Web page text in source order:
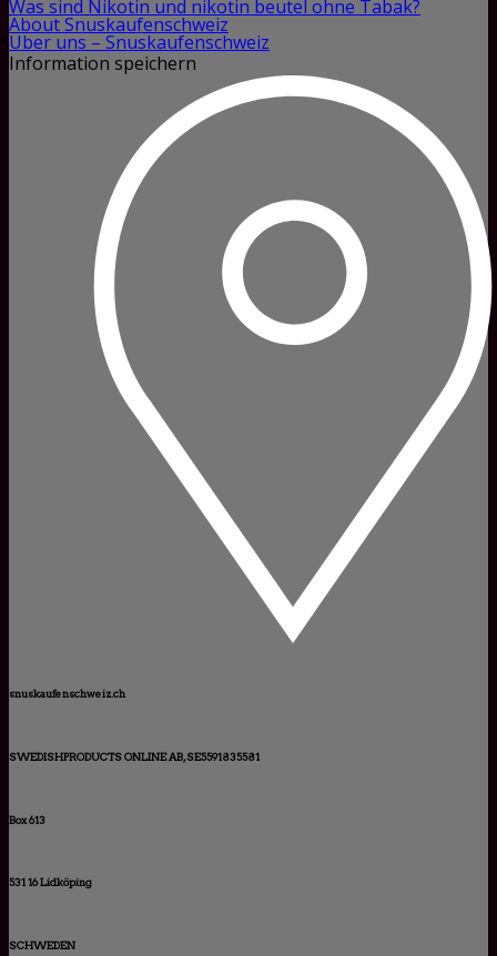
Was sind Nikotin und nikotin beutel ohne Tabak?
About Snuskaufenschweiz
Über uns – Snuskaufenschweiz
Information speichern
snuskaufenschweiz.ch
SWEDISHPRODUCTS ONLINE AB, SE5591835581
Box 613
531 16 Lidköping
SCHWEDEN